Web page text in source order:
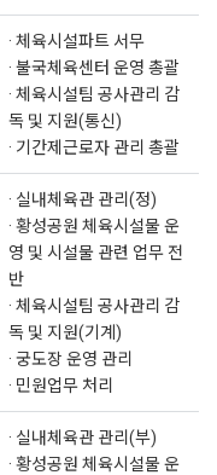
· 체육시설파트 서무
· 불국체육센터 운영 총괄
· 체육시설팀 공사관리 감
독 및 지원(통신)
· 기간제근로자 관리 총괄
· 실내체육관 관리(정)
· 황성공원 체육시설물 운
영 및 시설물 관련 업무 전
반
· 체육시설팀 공사관리 감
독 및 지원(기계)
· 궁도장 운영 관리
· 민원업무 처리
· 실내체육관 관리(부)
· 황성공원 체육시설물 운